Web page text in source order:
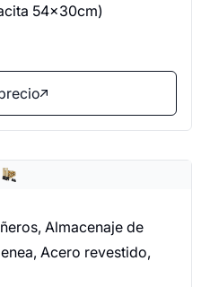
54x30cm)
Almacenaje de
Acero revestido,